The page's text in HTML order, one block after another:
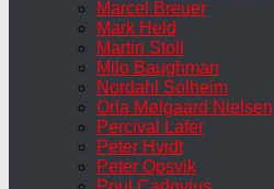
Marcel Breuer
Mark Held
Martin Stoll
Milo Baughman
Nordahl Solheim
Orla Mølgaard Nielsen
Percival Lafer
Peter Hvidt
Peter Opsvik